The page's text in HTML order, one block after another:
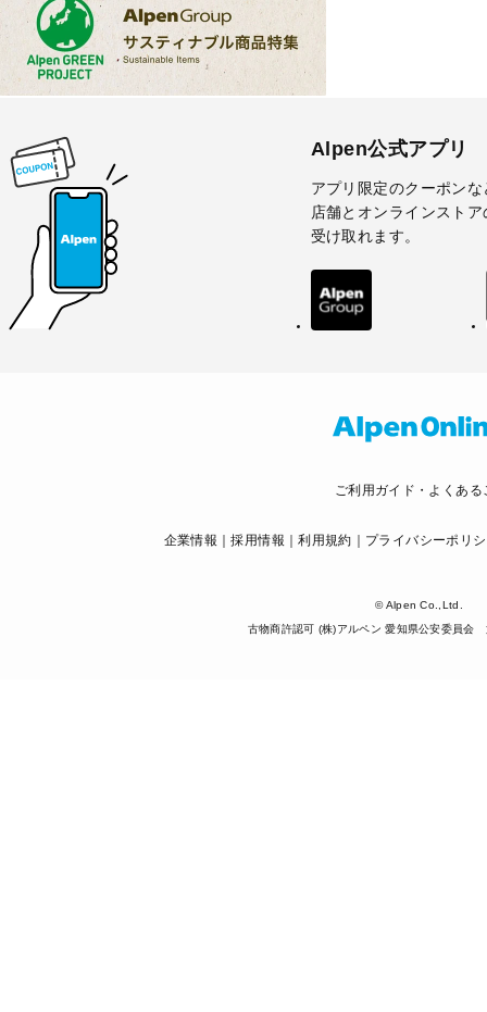
Alpen公式アプリ
アプリ限定のクーポンな
店舗とオンラインスト
受け取れます。
ご利用ガイド・よくある
企業情報 採用情報 利用規約 プライバシーポリ
© Alpen Co.,Ltd.
古物商許認可 (株)アルペン 愛知県公安委員